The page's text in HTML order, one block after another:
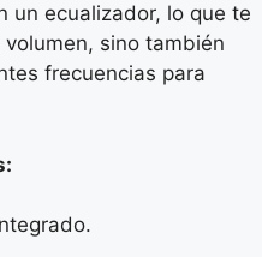
un ecualizador, lo que te
sino también
frecuencias para